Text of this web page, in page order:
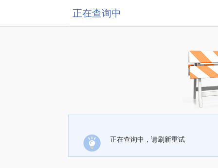
正在查询中
正在查询中，请刷新重试